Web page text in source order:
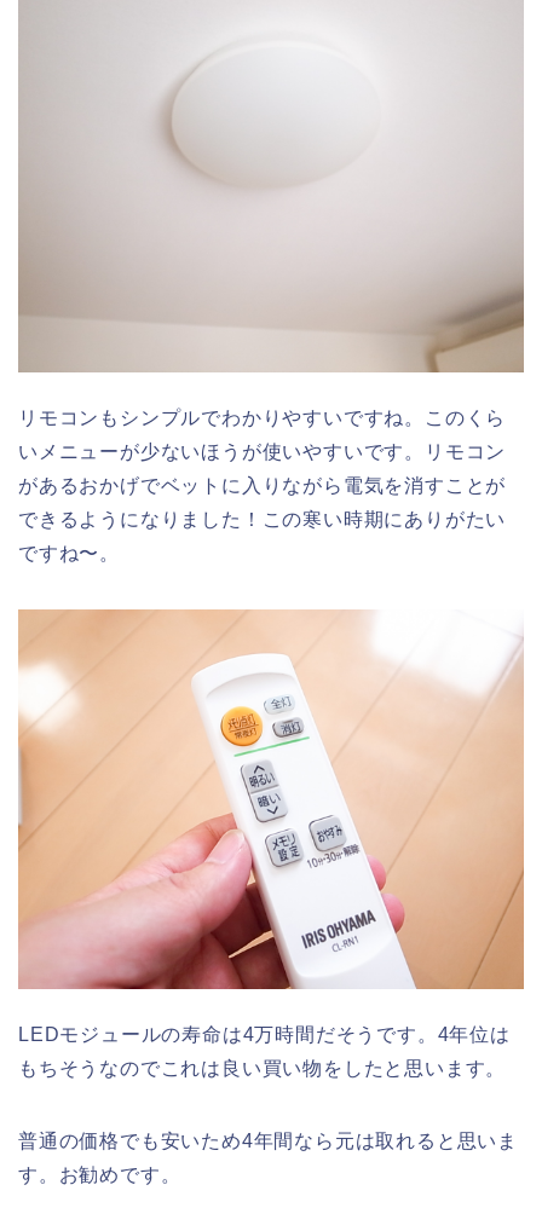
リモコンもシンプルでわかりやすいですね。このくら
いメニューが少ないほうが使いやすいです。リモコン
があるおかげでベットに入りながら電気を消すことが
できるようになりました！この寒い時期にありがたい
ですね〜。
LEDモジュールの寿命は4万時間だそうです。4年位は
もちそうなのでこれは良い買い物をしたと思います。
普通の価格でも安いため4年間なら元は取れると思いま
す。お勧めです。